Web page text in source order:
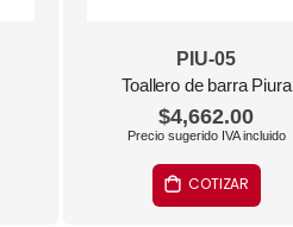
PIU-05
Toallero de barra Piura
$4,662.00
COTIZAR